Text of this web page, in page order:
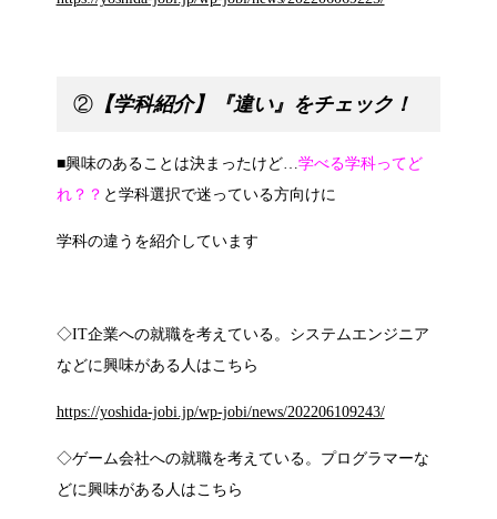
②【学科紹介】『違い』をチェック！
■興味のあることは決まったけど…学べる学科ってど
れ？？ と学科選択で迷っている方向けに
学科の違うを紹介しています
◇IT企業への就職を考えている。システムエンジニア
などに興味がある人はこちら
https://yoshida-jobi.jp/wp-jobi/news/202206109243/
◇ゲーム会社への就職を考えている。プログラマーな
どに興味がある人はこちら